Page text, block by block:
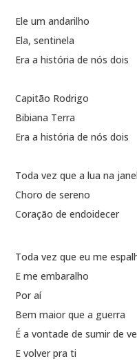
Ele um andarilho
Ela, sentinela
Era a história de nós dois
Capitão Rodrigo
Bibiana Terra
Era a história de nós dois
Toda vez que a lua na
Choro de sereno
Coração de endoidecer
Toda vez que eu me
E me embaralho
Por aí
Bem maior que a guerra
É a vontade de sumir de
E volver pra ti